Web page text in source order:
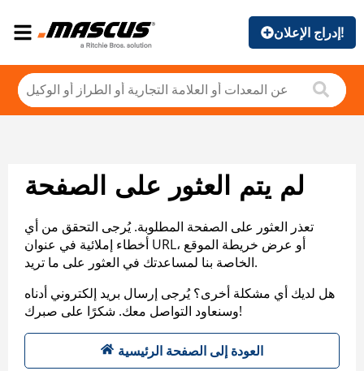
إدراج الإعلان!
لم يتم العثور على الصفحة
تعذر العثور على الصفحة المطلوبة. يُرجى التحقق من أي
أخطاء إملائية في عنوان URL، أو عرض خريطة الموقع
الخاصة بنا لمساعدتك في العثور على ما تريد.
هل لديك أي مشكلة أخرى؟ يُرجى إرسال بريد إلكتروني أدناه
وسنعاود التواصل معك. شكرًا على صبرك!
العودة إلى الصفحة الرئيسية